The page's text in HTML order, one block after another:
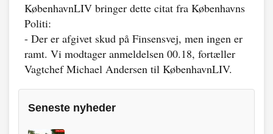
KøbenhavnLIV bringer dette citat fra Københavns
Politi:
- Der er afgivet skud på Finsensvej, men ingen er
ramt. Vi modtager anmeldelsen 00.18, fortæller
Vagtchef Michael Andersen til KøbenhavnLIV.
Seneste nyheder